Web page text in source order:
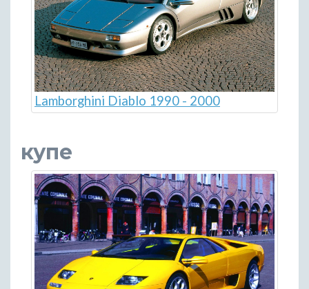
Lamborghini Diablo 1990 - 2000
купе